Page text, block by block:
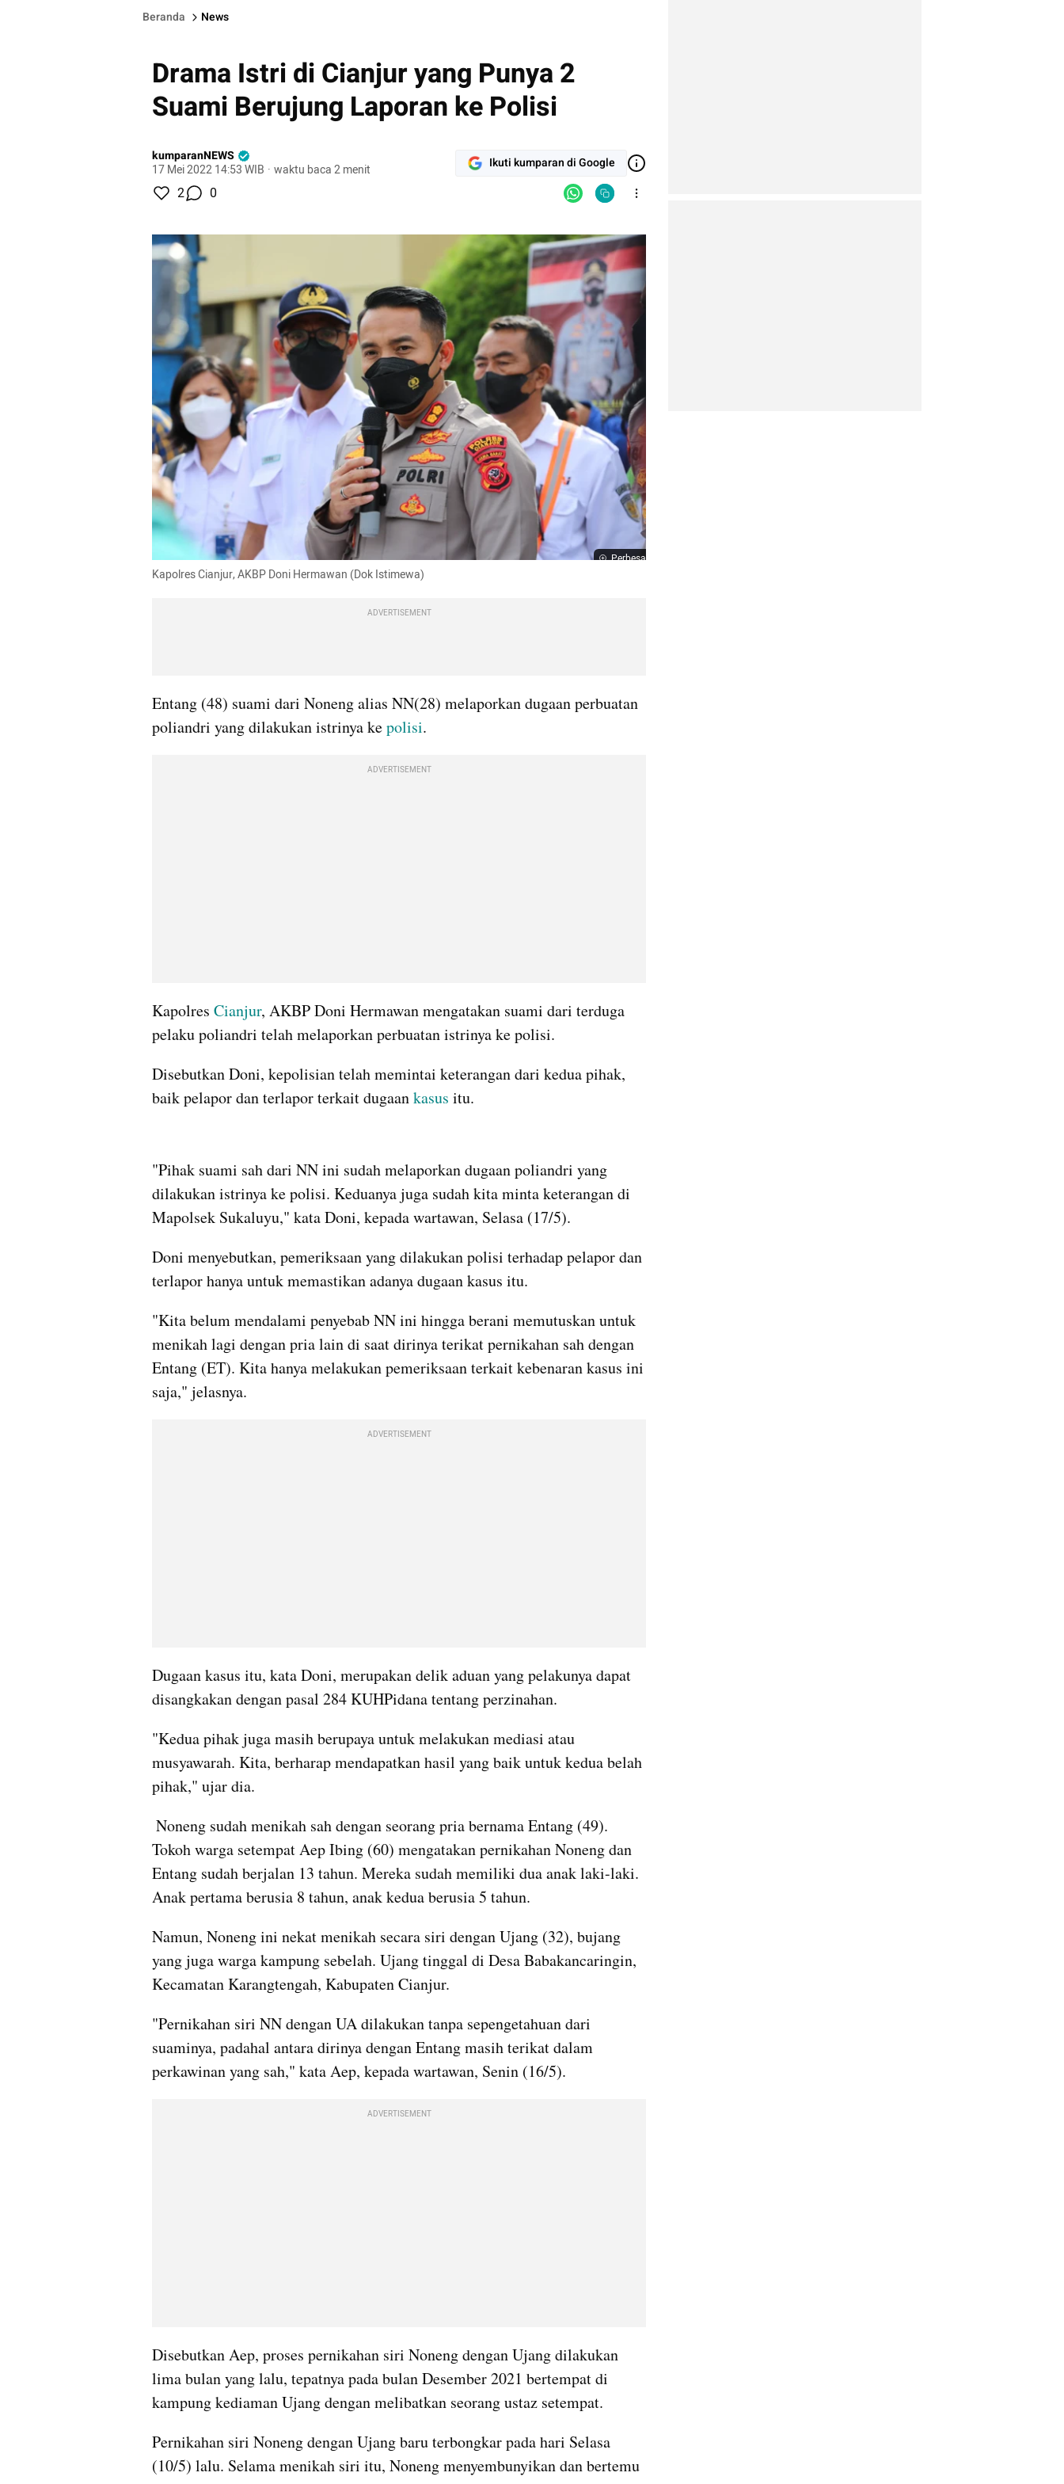
Beranda News
Drama Istri di Cianjur yang Punya 2
Suami Berujung Laporan ke Polisi
kumparanNEWS
17 Mei 2022 14:53 WIB · waktu baca 2 menit Ikuti kumparan di Google
2 0
Perbesar
Kapolres Cianjur, AKBP Doni Hermawan (Dok Istimewa)
ADVERTISEMENT
Entang (48) suami dari Noneng alias NN(28) melaporkan dugaan perbuatan
poliandri yang dilakukan istrinya ke polisi.
ADVERTISEMENT
Kapolres Cianjur, AKBP Doni Hermawan mengatakan suami dari terduga
pelaku poliandri telah melaporkan perbuatan istrinya ke polisi.
Disebutkan Doni, kepolisian telah memintai keterangan dari kedua pihak,
baik pelapor dan terlapor terkait dugaan kasus itu.
"Pihak suami sah dari NN ini sudah melaporkan dugaan poliandri yang
dilakukan istrinya ke polisi. Keduanya juga sudah kita minta keterangan di
Mapolsek Sukaluyu," kata Doni, kepada wartawan, Selasa (17/5).
Doni menyebutkan, pemeriksaan yang dilakukan polisi terhadap pelapor dan
terlapor hanya untuk memastikan adanya dugaan kasus itu.
"Kita belum mendalami penyebab NN ini hingga berani memutuskan untuk
menikah lagi dengan pria lain di saat dirinya terikat pernikahan sah dengan
Entang (ET). Kita hanya melakukan pemeriksaan terkait kebenaran kasus ini
saja," jelasnya.
ADVERTISEMENT
Dugaan kasus itu, kata Doni, merupakan delik aduan yang pelakunya dapat
disangkakan dengan pasal 284 KUHPidana tentang perzinahan.
"Kedua pihak juga masih berupaya untuk melakukan mediasi atau
musyawarah. Kita, berharap mendapatkan hasil yang baik untuk kedua belah
pihak," ujar dia.
Tokoh warga setempat Aep Ibing (60) mengatakan pernikahan Noneng dan
Entang sudah berjalan 13 tahun. Mereka sudah memiliki dua anak laki-laki.
Anak pertama berusia 8 tahun, anak kedua berusia 5 tahun.
Namun, Noneng ini nekat menikah secara siri dengan Ujang (32), bujang
yang juga warga kampung sebelah. Ujang tinggal di Desa Babakancaringin,
Kecamatan Karangtengah, Kabupaten Cianjur.
"Pernikahan siri NN dengan UA dilakukan tanpa sepengetahuan dari
suaminya, padahal antara dirinya dengan Entang masih terikat dalam
perkawinan yang sah," kata Aep, kepada wartawan, Senin (16/5).
ADVERTISEMENT
Disebutkan Aep, proses pernikahan siri Noneng dengan Ujang dilakukan
lima bulan yang lalu, tepatnya pada bulan Desember 2021 bertempat di
kampung kediaman Ujang dengan melibatkan seorang ustaz setempat.
Pernikahan siri Noneng dengan Ujang baru terbongkar pada hari Selasa
(10/5) lalu. Selama menikah siri itu, Noneng menyembunyikan dan bertemu